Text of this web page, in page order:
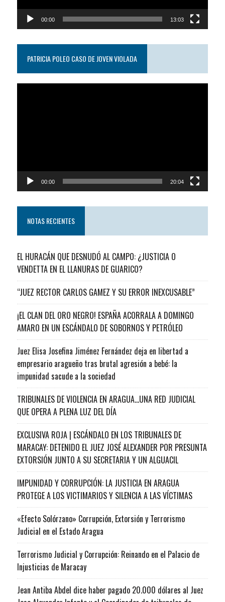
00:00 13:03
PATRICIA POLEO CASO DE JOVEN VIOLADA
00:00 20:04
NOTAS RECIENTES
EL HURACÁN QUE DESNUDÓ AL CAMPO: ¿JUSTICIA O
VENDETTA EN EL LLANURAS DE GUARICO?
“JUEZ RECTOR CARLOS GAMEZ Y SU ERROR INEXCUSABLE”
¡EL CLAN DEL ORO NEGRO! ESPAÑA ACORRALA A DOMINGO
AMARO EN UN ESCÁNDALO DE SOBORNOS Y PETRÓLEO
Juez Elisa Josefina Jiménez Fernández deja en libertad a
empresario aragueño tras brutal agresión a bebé: la
impunidad sacude a la sociedad
TRIBUNALES DE VIOLENCIA EN ARAGUA…UNA RED JUDICIAL
QUE OPERA A PLENA LUZ DEL DÍA
EXCLUSIVA ROJA | ESCÁNDALO EN LOS TRIBUNALES DE
MARACAY: DETENIDO EL JUEZ JOSÉ ALEXANDER POR PRESUNTA
EXTORSIÓN JUNTO A SU SECRETARIA Y UN ALGUACIL
IMPUNIDAD Y CORRUPCIÓN: LA JUSTICIA EN ARAGUA
PROTEGE A LOS VICTIMARIOS Y SILENCIA A LAS VÍCTIMAS
«Efecto Solórzano» Corrupción, Extorsión y Terrorismo
Judicial en el Estado Aragua
Terrorismo Judicial y Corrupción: Reinando en el Palacio de
Injusticias de Maracay
Jean Antiba Abdel dice haber pagado 20.000 dólares al Juez